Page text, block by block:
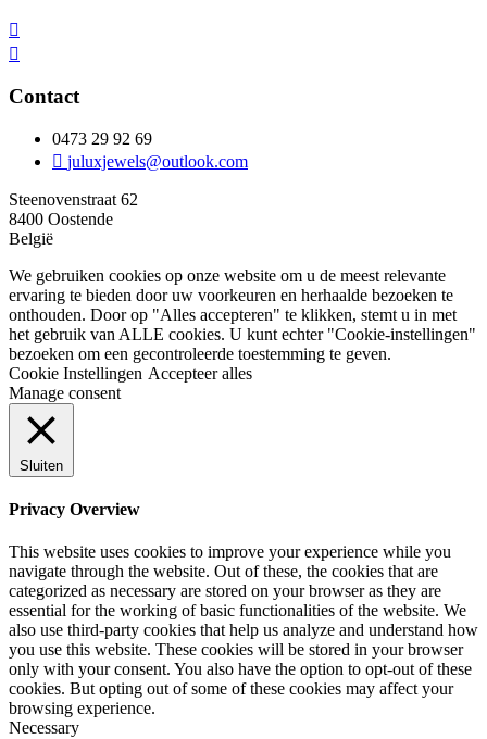
Contact
0473 29 92 69
juluxjewels@outlook.com
Steenovenstraat 62
8400 Oostende
België
We gebruiken cookies op onze website om u de meest relevante
ervaring te bieden door uw voorkeuren en herhaalde bezoeken te
onthouden. Door op "Alles accepteren" te klikken, stemt u in met
het gebruik van ALLE cookies. U kunt echter "Cookie-instellingen"
bezoeken om een gecontroleerde toestemming te geven.
Cookie Instellingen Accepteer alles
Manage consent
Sluiten
Privacy Overview
This website uses cookies to improve your experience while you
navigate through the website. Out of these, the cookies that are
categorized as necessary are stored on your browser as they are
essential for the working of basic functionalities of the website. We
also use third-party cookies that help us analyze and understand how
you use this website. These cookies will be stored in your browser
only with your consent. You also have the option to opt-out of these
cookies. But opting out of some of these cookies may affect your
browsing experience.
Necessary